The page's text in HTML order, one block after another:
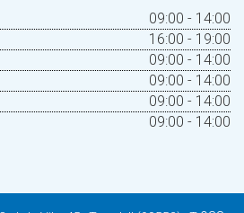
09:00 - 14:00
16:00 - 19:00
09:00 - 14:00
09:00 - 14:00
09:00 - 14:00
09:00 - 14:00